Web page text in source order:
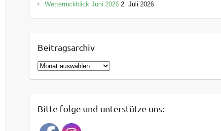
Wetterrückblick Juni 2026 2. Juli 2026
Beitragsarchiv
B
e
rBitte folge und unterstütze uns: